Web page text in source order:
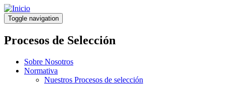
Pasar
al
contenido
principal
Toggle navigation
Procesos de Selección
Sobre Nosotros
Normativa
Nuestros Procesos de selección